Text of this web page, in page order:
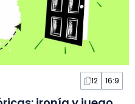
12 16:9